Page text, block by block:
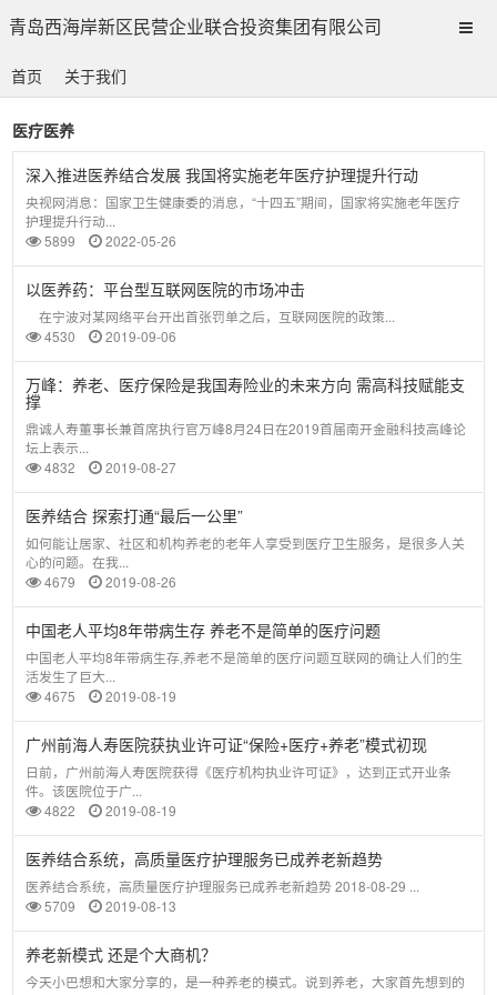
青岛西海岸新区民营企业联合投资集团有限公司
首页 关于我们
医疗医养
深入推进医养结合发展 我国将实施老年医疗护理提升行动
央视网消息：国家卫生健康委的消息，“十四五”期间，国家将实施老年医疗
护理提升行动...
5899
2022-05-26
以医养药：平台型互联网医院的市场冲击
在宁波对某网络平台开出首张罚单之后，互联网医院的政策...
4530
2019-09-06
万峰：养老、医疗保险是我国寿险业的未来方向 需高科技赋能支
撑
鼎诚人寿董事长兼首席执行官万峰8月24日在2019首届南开金融科技高峰论
坛上表示...
4832
2019-08-27
医养结合 探索打通“最后一公里”
如何能让居家、社区和机构养老的老年人享受到医疗卫生服务，是很多人关
心的问题。在我...
4679
2019-08-26
中国老人平均8年带病生存 养老不是简单的医疗问题
中国老人平均8年带病生存,养老不是简单的医疗问题互联网的确让人们的生
活发生了巨大...
4675
2019-08-19
广州前海人寿医院获执业许可证“保险+医疗+养老”模式初现
日前，广州前海人寿医院获得《医疗机构执业许可证》，达到正式开业条
件。该医院位于广...
4822
2019-08-19
医养结合系统，高质量医疗护理服务已成养老新趋势
医养结合系统，高质量医疗护理服务已成养老新趋势 2018-08-29 ...
5709
2019-08-13
养老新模式 还是个大商机？
今天小巴想和大家分享的，是一种养老的模式。说到养老，大家首先想到的